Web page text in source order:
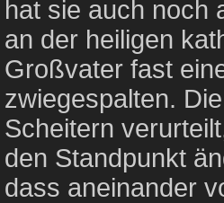
hat sie auch noch
an der heiligen
Großvater fast
zwiegespalten.
Scheitern
den Standpunkt
dass aneinander